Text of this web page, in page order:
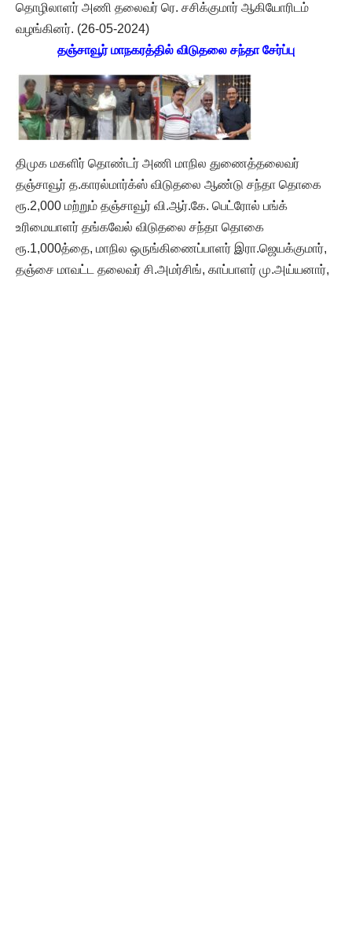
தொழிலாளர் அணி தலைவர் ரெ. சசிக்குமார் ஆகியோரிடம்
வழங்கினர். (26-05-2024)
தஞ்சாவூர் மாநகரத்தில் விடுதலை சந்தா சேர்ப்பு
திமுக மகளிர் தொண்டர் அணி மாநில துணைத்தலைவர்
தஞ்சாவூர் த.காரல்மார்க்ஸ் விடுதலை ஆண்டு சந்தா தொகை
ரூ.2,000 மற்றும் தஞ்சாவூர் வி.ஆர்.கே. பெட்ரோல் பங்க்
உரிமையாளர் தங்கவேல் விடுதலை சந்தா தொகை
ரூ.1,000த்தை, மாநில ஒருங்கிணைப்பாளர் இரா.ஜெயக்குமார்,
தஞ்சை மாவட்ட தலைவர் சி.அமர்சிங், காப்பாளர் மு.அய்யனார்,